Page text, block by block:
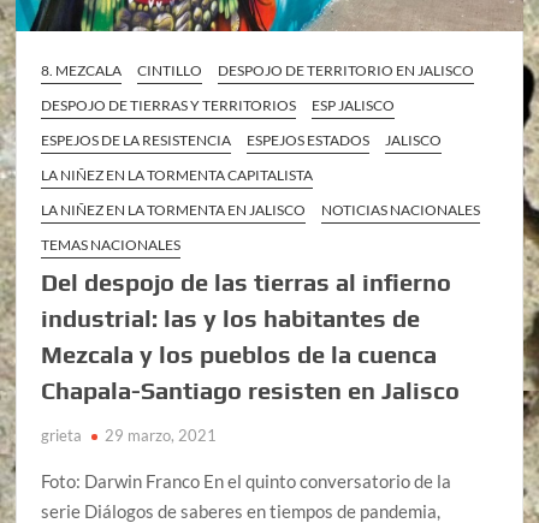
8. MEZCALA CINTILLO
DESPOJO DE TERRITORIO EN JALISCO
DESPOJO DE TIERRAS Y TERRITORIOS
ESP JALISCO
ESPEJOS DE LA RESISTENCIA
ESPEJOS ESTADOS
JALISCO
LA NIÑEZ EN LA TORMENTA CAPITALISTA
LA NIÑEZ EN LA TORMENTA EN JALISCO
NOTICIAS NACIONALES
TEMAS NACIONALES
Del despojo de las tierras al infierno
industrial: las y los habitantes de
Mezcala y los pueblos de la cuenca
Chapala-Santiago resisten en Jalisco
grieta 29 marzo, 2021
Foto: Darwin Franco En el quinto conversatorio de la
serie Diálogos de saberes en tiempos de pandemia,